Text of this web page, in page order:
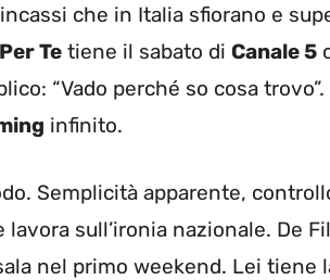
che in Italia sfiorano e
Te tiene il sabato di Canale 5
“Vado perché so cosa
infinito.
Semplicità apparente,
sull’ironia nazionale. De
nel primo weekend. Lei tiene